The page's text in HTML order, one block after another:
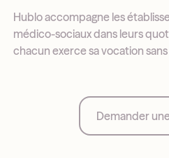
Hublo accompagne les
médico-sociaux dans leurs
chacun exerce sa vocation sans
Demander